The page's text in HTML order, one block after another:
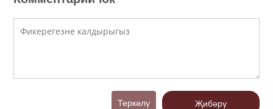
Теркәлү Җибәрү